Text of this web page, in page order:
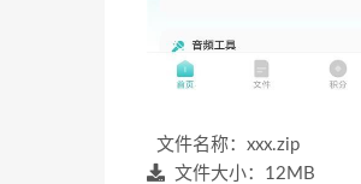
文件名称：xxx.zip
文件大小：12MB